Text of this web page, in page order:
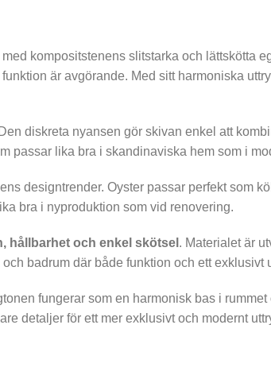
kompositstenens slitstarka och lättskötta
är avgörande. Med sitt harmoniska
diskreta nyansen gör skivan enkel att
passar lika bra i skandinaviska hem som i
designtrender. Oyster passar perfekt som
bra i nyproduktion som vid renovering.
hållbarhet och enkel skötsel . Materialet är
badrum där både funktion och ett exklusivt
fungerar som en harmonisk bas i
detaljer för ett mer exklusivt och modernt